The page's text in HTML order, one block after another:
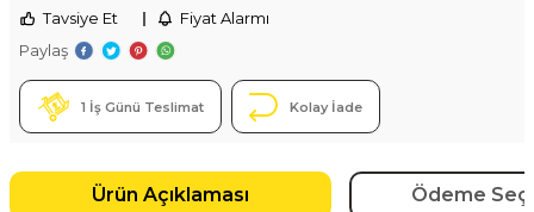
Tavsiye Et |
Fiyat Alarmı
Paylaş
1 İş Günü Teslimat Kolay İade
Ürün Açıklaması Ödeme